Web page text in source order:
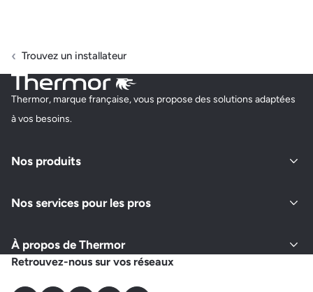
Trouvez un installateur
Thermor, marque française, vous propose des solutions adaptées
à vos besoins.
Nos produits
Nos services pour les pros
À propos de Thermor
Retrouvez-nous sur vos réseaux